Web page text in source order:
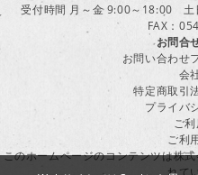
受付時間 月～金 9:00～18:00
FAX：
お問合
お問い合わせ
会
特定商取引
プライバ
ご
ご利
このホームページのコンテンツは株
れて